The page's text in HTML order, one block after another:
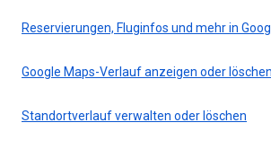
Reservierungen, Fluginfos und mehr in
Google Maps-Verlauf anzeigen oder löschen
Standortverlauf verwalten oder löschen